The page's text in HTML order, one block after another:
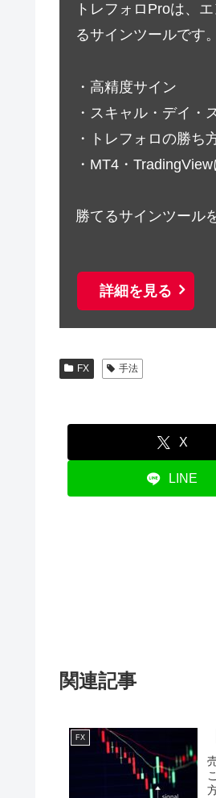
トレフォロProは、
るサインツールです。
・高精度サイン
・スキャル・デイ・
・トレフォロの勝ち
・MT4・
勝てるサインツール
詳細を見る
FX 手法
X
LINE
関連記事
FX